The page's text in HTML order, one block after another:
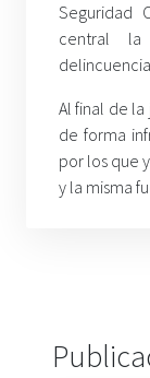
Seguridad
central
Al final de
de forma
por los que
y la misma